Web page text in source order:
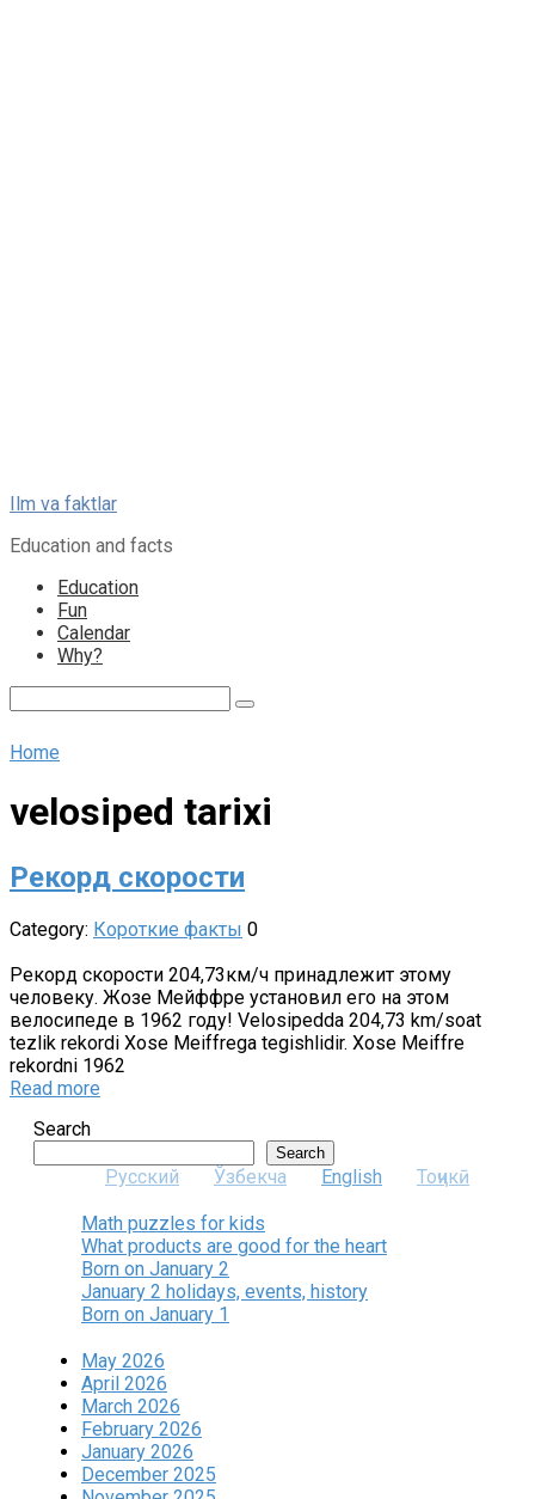
Skip
content
Ilm va faktlar
Education and facts
Education
Fun
Calendar
Why?
Home
velosiped tarixi
Рекорд скорости
Category: Короткие факты 0
Рекорд скорости 204,73км/ч принадлежит этому
человеку. Жозе Мейффре установил его на этом
велосипеде в 1962 году! Velosipedda 204,73 km/soat
tezlik rekordi Xose Meiffrega tegishlidir. Xose Meiffre
rekordni 1962
Read more
Search
Search
Русский Ўзбекча English Тоҷикӣ
Math puzzles for kids
What products are good for the heart
Born on January 2
January 2 holidays, events, history
Born on January 1
May 2026
April 2026
March 2026
February 2026
January 2026
December 2025